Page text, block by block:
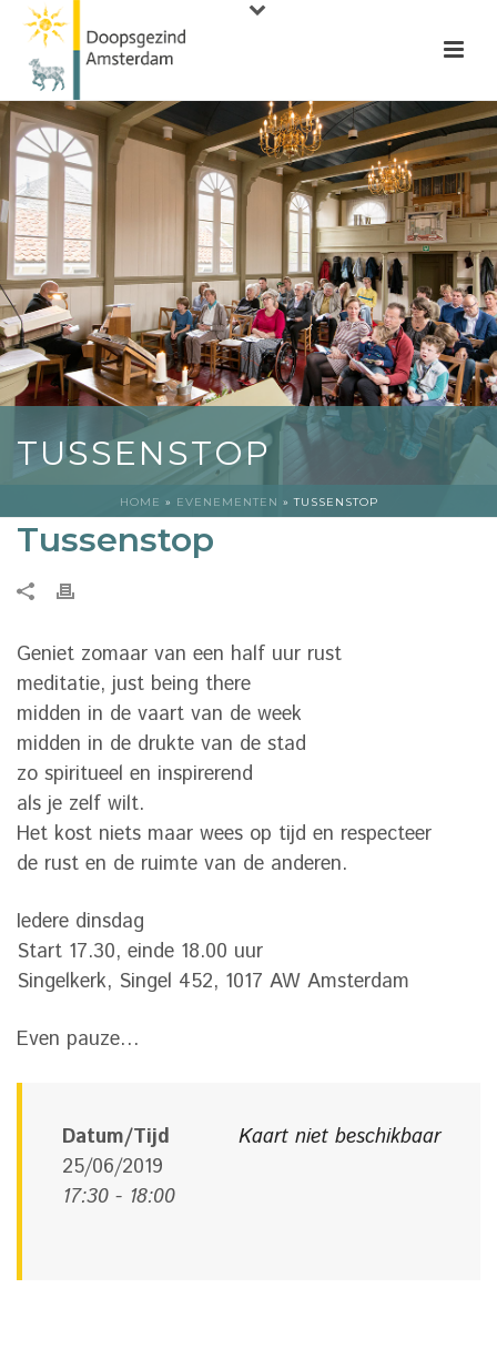
TUSSENSTOP
HOME » EVENEMENTEN »TUSSENSTOP
Tussenstop
Geniet zomaar van een half uur rust
meditatie, just being there
midden in de vaart van de week
midden in de drukte van de stad
zo spiritueel en inspirerend
als je zelf wilt.
Het kost niets maar wees op tijd en respecteer
de rust en de ruimte van de anderen.
Iedere dinsdag
Start 17.30, einde 18.00 uur
Singelkerk, Singel 452, 1017 AW Amsterdam
Even pauze…
Kaart niet beschikbaar
Datum/Tijd
25/06/2019
17:30 - 18:00